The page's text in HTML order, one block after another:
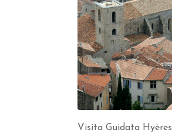
Visita Guidata